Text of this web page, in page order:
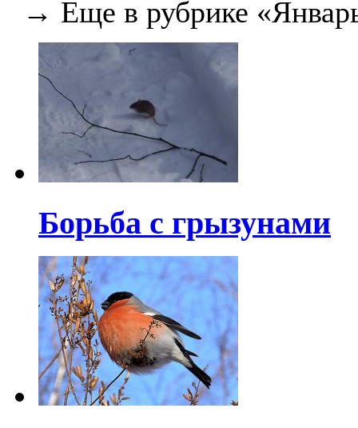
→ Еще в рубрике
Борьба с грызунами